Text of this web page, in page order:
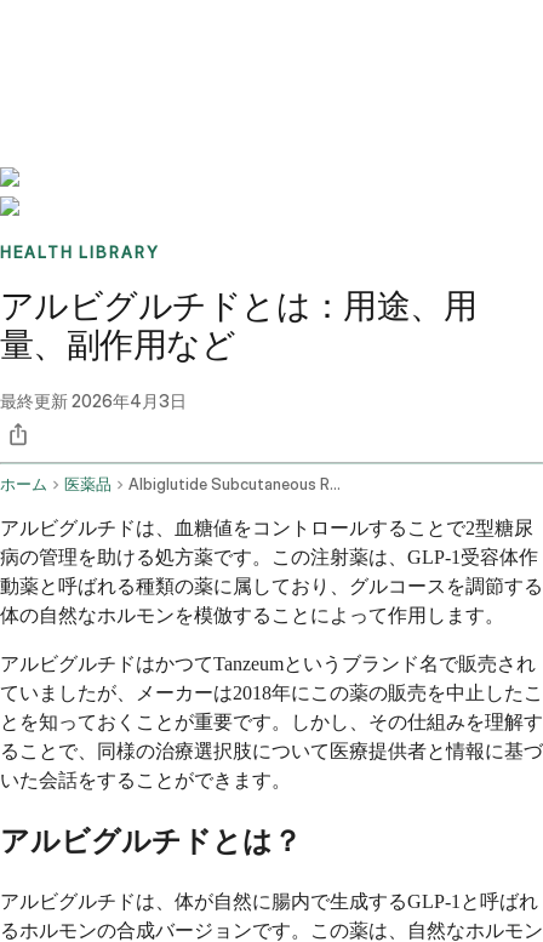
HEALTH LIBRARY
アルビグルチドとは：用途、用
量、副作用など
最終更新2026年4月3日
ホーム 医薬品 Albiglutide Subcutaneous Route
アルビグルチドは、血糖値をコントロールすることで2型糖尿
病の管理を助ける処方薬です。この注射薬は、GLP-1受容体作
動薬と呼ばれる種類の薬に属しており、グルコースを調節する
体の自然なホルモンを模倣することによって作用します。
アルビグルチドはかつてTanzeumというブランド名で販売され
ていましたが、メーカーは2018年にこの薬の販売を中止したこ
とを知っておくことが重要です。しかし、その仕組みを理解す
ることで、同様の治療選択肢について医療提供者と情報に基づ
いた会話をすることができます。
アルビグルチドとは？
アルビグルチドは、体が自然に腸内で生成するGLP-1と呼ばれ
るホルモンの合成バージョンです。この薬は、自然なホルモン